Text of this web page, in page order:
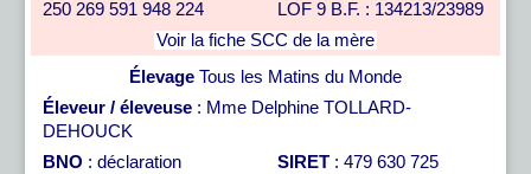
250 269 591 948 224
LOF 9 B.F. : 134213/23989
Voir la fiche SCC de la mère
Élevage Tous les Matins du Monde
Éleveur / éleveuse : Mme Delphine TOLLARD-
DEHOUCK
BNO : déclaration
SIRET : 479 630 725